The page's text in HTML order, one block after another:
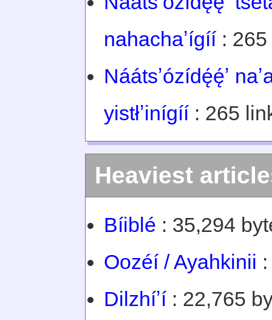
nahachaʼígíí: 265
Náátsʼózídę́ę́ʼ
yistłʼinígíí: 265
Heaviest
Bíiblé : 35,294
Oozéí / Ayahkinii
Dilzhíʼí: 22,765